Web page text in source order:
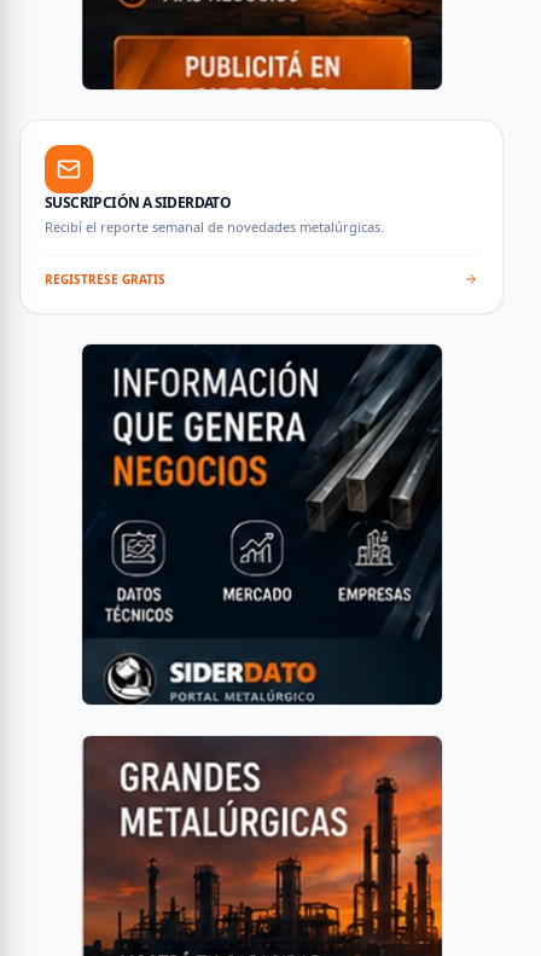
SUSCRIPCIÓN A SIDERDATO
Recibí el reporte semanal de novedades metalúrgicas.
REGISTRESE GRATIS